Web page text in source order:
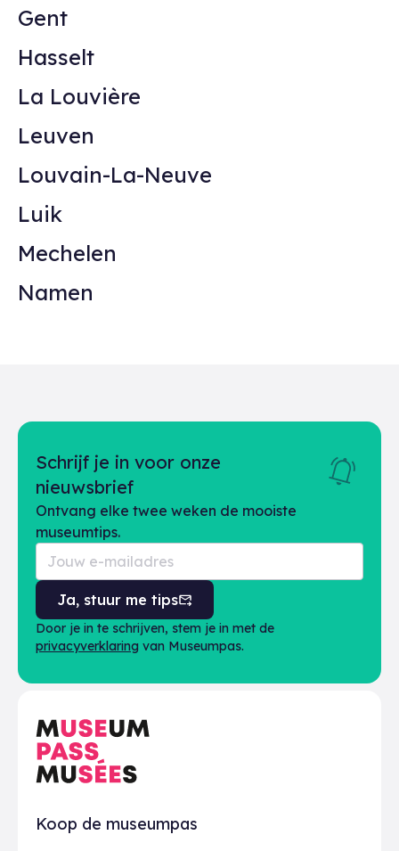
Gent
Hasselt
La Louvière
Leuven
Louvain-La-Neuve
Luik
Mechelen
Namen
Praktisch
Koop de museumpas
Schrijf je in voor onze
nieuwsbrief
Ontvang elke twee weken de mooiste
museumtips.
Ja, stuur me tips
Door je in te schrijven, stem je in met de
privacyverklaring van Museumpas.